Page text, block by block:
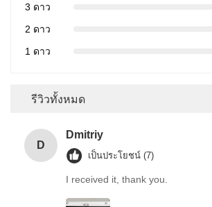
3 ดาว
2 ดาว
1 ดาว
รีวิวทั้งหมด
D
Dmitriy
เป็นประโยชน์ (7)
I received it, thank you.